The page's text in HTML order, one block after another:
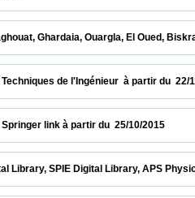
Laghouat, Ghardaia, Ouargla, El
Techniques de l'Ingénieur  à
Springer link à partir du  25/
Library, SPIE Digital Library,